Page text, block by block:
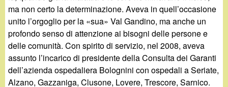
ma non certo la determinazione. Aveva in quell’occasione
unito l’orgoglio per la «sua» Val Gandino, ma anche un
profondo senso di attenzione ai bisogni delle persone e
delle comunità. Con spirito di servizio, nel 2008, aveva
assunto l’incarico di presidente della Consulta dei Garanti
dell’azienda ospedaliera Bolognini con ospedali a Seriate,
Alzano, Gazzaniga, Clusone, Lovere, Trescore, Sarnico.